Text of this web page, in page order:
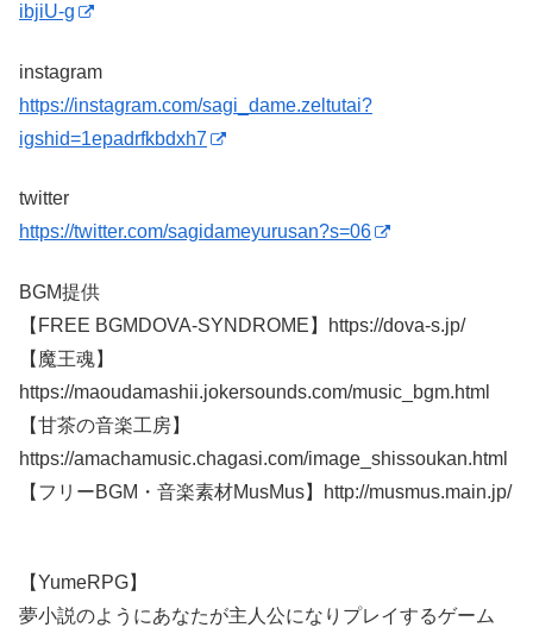
ibjiU-g
instagram
https://instagram.com/sagi_dame.zeltutai?
igshid=1epadrfkbdxh7
twitter
https://twitter.com/sagidameyurusan?s=06
BGM提供
【FREE BGMDOVA-SYNDROME】https://dova-s.jp/
【魔王魂】
https://maoudamashii.jokersounds.com/music_bgm.html
【甘茶の音楽工房】
https://amachamusic.chagasi.com/image_shissoukan.html
【フリーBGM・音楽素材MusMus】http://musmus.main.jp/
【YumeRPG】
夢小説のようにあなたが主人公になりプレイするゲーム